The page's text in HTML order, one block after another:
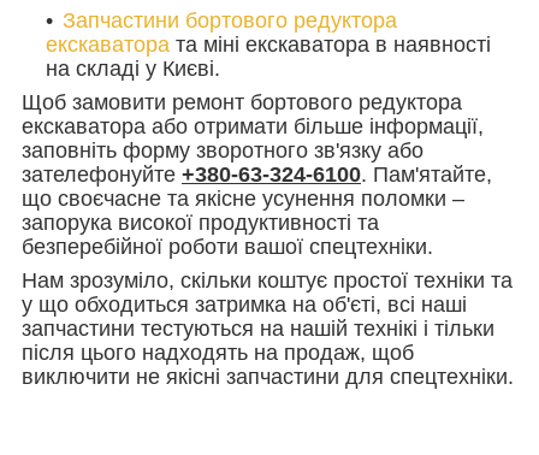
Запчастини бортового редуктора
екскаватора та міні екскаватора в наявності
на складі у Києві.
Щоб замовити ремонт бортового редуктора
екскаватора або отримати більше інформації,
заповніть форму зворотного зв'язку або
зателефонуйте +380-63-324-6100. Пам'ятайте,
що своєчасне та якісне усунення поломки –
запорука високої продуктивності та
безперебійної роботи вашої спецтехніки.
Нам зрозуміло, скільки коштує простої техніки та
у що обходиться затримка на об'єті, всі наші
запчастини тестуються на нашій технікі і тільки
після цього надходять на продаж, щоб
виключити не якісні запчастини для спецтехніки.